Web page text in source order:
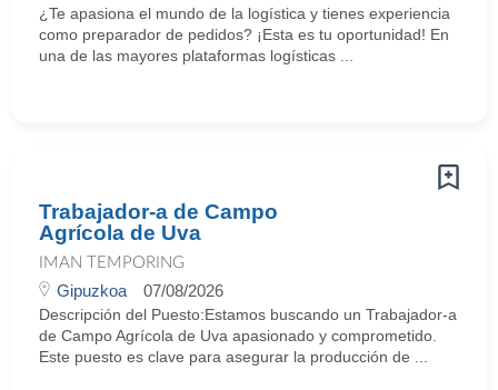
¿Te apasiona el mundo de la logística y tienes experiencia
como preparador de pedidos? ¡Esta es tu oportunidad! En
una de las mayores plataformas logísticas ...
Trabajador-a de Campo
Agrícola de Uva
IMAN TEMPORING
Gipuzkoa 07/08/2026
Descripción del Puesto:Estamos buscando un Trabajador-a
de Campo Agrícola de Uva apasionado y comprometido.
Este puesto es clave para asegurar la producción de ...